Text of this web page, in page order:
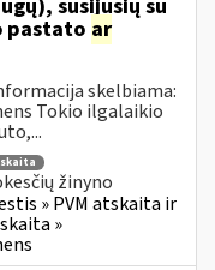
susijusių su
pastato ar
skelbiama:
Tokio ilgalaikio
žinyno
» PVM atskaita ir
»